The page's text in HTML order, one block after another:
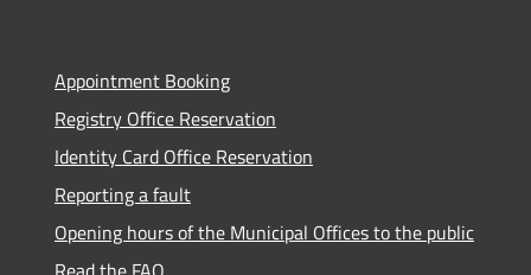
Appointment Booking
Registry Office Reservation
Identity Card Office Reservation
Reporting a fault
Opening hours of the Municipal Offices to the public